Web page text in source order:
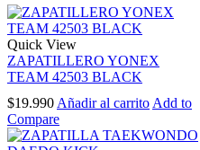
Quick View
ZAPATILLERO YONEX
TEAM 42503 BLACK
$19.990 Añadir al carrito Add to
Compare